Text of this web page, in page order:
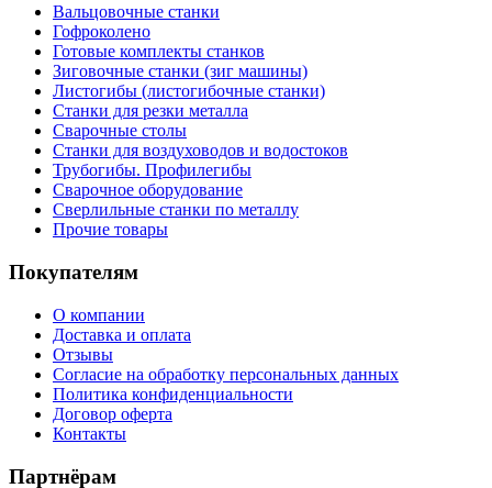
Вальцовочные станки
Гофроколено
Готовые комплекты станков
Зиговочные станки (зиг машины)
Листогибы (листогибочные станки)
Станки для резки металла
Сварочные столы
Станки для воздуховодов и водостоков
Трубогибы. Профилегибы
Сварочное оборудование
Сверлильные станки по металлу
Прочие товары
Покупателям
О компании
Доставка и оплата
Отзывы
Согласие на обработку персональных данных
Политика конфиденциальности
Договор оферта
Контакты
Партнёрам